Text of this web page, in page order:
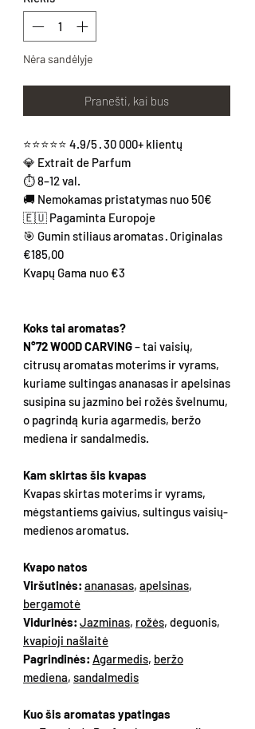
Nėra sandėlyje
Pranešti, kai bus
⭐⭐⭐⭐⭐ 4.9/5 · 30 000+ klientų
💎 Extrait de Parfum
⏱ 8–12 val.
🚚 Nemokamas pristatymas nuo 50€
🇪🇺 Pagaminta Europoje
🎯 Gumin stiliaus aromatas · Originalas
€185,00
Kvapų Gama nuo €3
Koks tai aromatas?
N°72 WOOD CARVING– tai vaisių,
citrusų aromatas moterims ir vyrams,
kuriame sultingas ananasas ir apelsinas
susipina su jazmino bei rožės švelnumu,
o pagrindą kuria agarmedis, beržo
mediena ir sandalmedis.
Kam skirtas šis kvapas
Kvapas skirtas moterims ir vyrams,
mėgstantiems gaivius, sultingus vaisių-
medienos aromatus.
Kvapo natos
Viršutinės: ananasas, apelsinas,
bergamotė
Vidurinės: Jazminas, rožės, deguonis,
kvapioji našlaitė
Pagrindinės: Agarmedis, beržo
mediena, sandalmedis
Kuo šis aromatas ypatingas